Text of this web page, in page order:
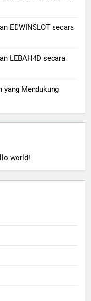
EDWINSLOT secara
LEBAH4D secara
yang Mendukung
world!